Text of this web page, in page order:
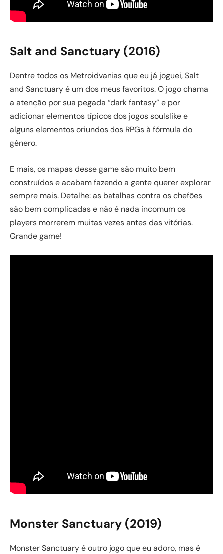
Salt and Sanctuary (2016)
Dentre todos os Metroidvanias que eu já joguei, Salt
and Sanctuary é um dos meus favoritos. O jogo chama
a atenção por sua pegada “dark fantasy” e por
adicionar elementos típicos dos jogos soulslike e
alguns elementos oriundos dos RPGs à fórmula do
gênero.
E mais, os mapas desse game são muito bem
construídos e acabam fazendo a gente querer explorar
sempre mais. Detalhe: as batalhas contra os chefões
são bem complicadas e não é nada incomum os
players morrerem muitas vezes antes das vitórias.
Grande game!
Monster Sanctuary (2019)
Monster Sanctuary é outro jogo que eu adoro, mas é